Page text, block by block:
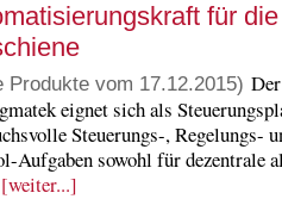
für die
Produkte vom 17.12.2015)
eignet sich als
Steuerungs-, Regelungs-
Aufgaben sowohl für dezentrale
[weiter...]